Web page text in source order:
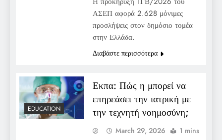
ΑΣΕΠ αφορά 2.628 μόνιμες
προσλήψεις στον δημόσιο τομέα
στην Ελλάδα.
Διαβάστε περισσότερα
EDUCATION
Εκπα: Πώς η μπορεί να
επηρεάσει την ιατρική με
την τεχνητή νοημοσύνη;
March 29, 2026 1 mins